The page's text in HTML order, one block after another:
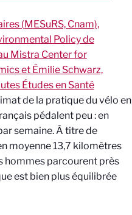
(MESuRS, Cnam),
Policy de
Mistra Center for
et Émilie Schwarz,
Études en Santé
de la pratique du vélo en
pédalent peu : en
semaine. À titre de
moyenne 13,7 kilomètres
hommes parcourent près
est bien plus équilibrée